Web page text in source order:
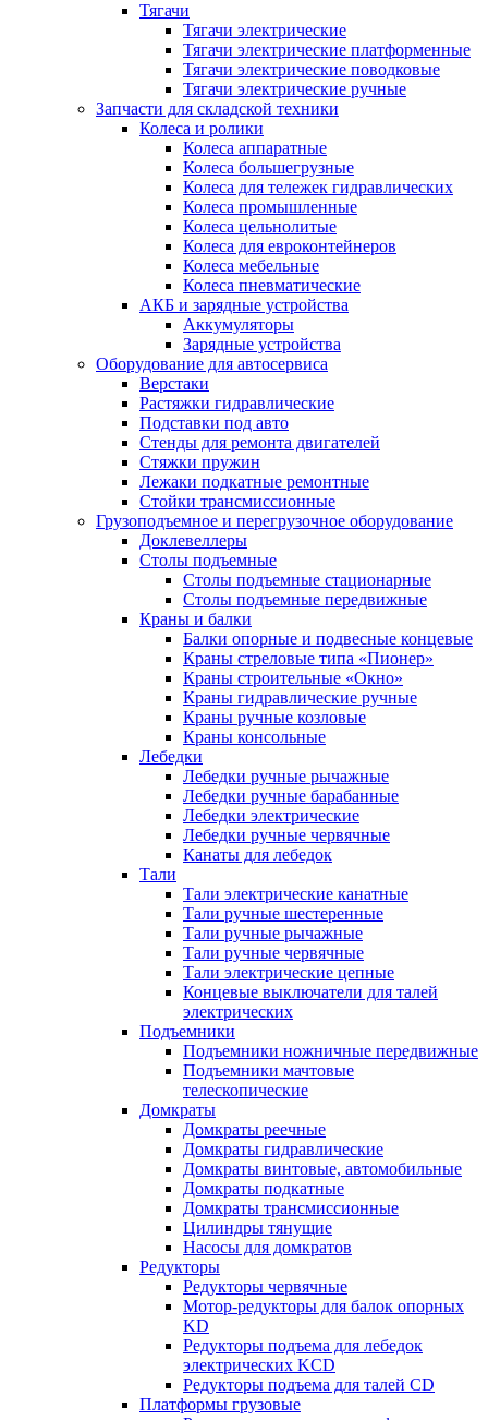
Тягачи
Тягачи электрические
Тягачи электрические платформенные
Тягачи электрические поводковые
Тягачи электрические ручные
Запчасти для складской техники
Колеса и ролики
Колеса аппаратные
Колеса большегрузные
Колеса для тележек гидравлических
Колеса промышленные
Колеса цельнолитые
Колеса для евроконтейнеров
Колеса мебельные
Колеса пневматические
АКБ и зарядные устройства
Аккумуляторы
Зарядные устройства
Оборудование для автосервиса
Верстаки
Растяжки гидравлические
Подставки под авто
Стенды для ремонта двигателей
Стяжки пружин
Лежаки подкатные ремонтные
Стойки трансмиссионные
Грузоподъемное и перегрузочное оборудование
Доклевеллеры
Столы подъемные
Столы подъемные стационарные
Столы подъемные передвижные
Краны и балки
Балки опорные и подвесные концевые
Краны стреловые типа «Пионер»
Краны строительные «Окно»
Краны гидравлические ручные
Краны ручные козловые
Краны консольные
Лебедки
Лебедки ручные рычажные
Лебедки ручные барабанные
Лебедки электрические
Лебедки ручные червячные
Канаты для лебедок
Тали
Тали электрические канатные
Тали ручные шестеренные
Тали ручные рычажные
Тали ручные червячные
Тали электрические цепные
Концевые выключатели для талей
электрических
Подъемники
Подъемники ножничные передвижные
Подъемники мачтовые
телескопические
Домкраты
Домкраты реечные
Домкраты гидравлические
Домкраты винтовые, автомобильные
Домкраты подкатные
Домкраты трансмиссионные
Цилиндры тянущие
Насосы для домкратов
Редукторы
Редукторы червячные
Мотор-редукторы для балок опорных
KD
Редукторы подъема для лебедок
электрических KCD
Редукторы подъема для талей CD
Платформы грузовые